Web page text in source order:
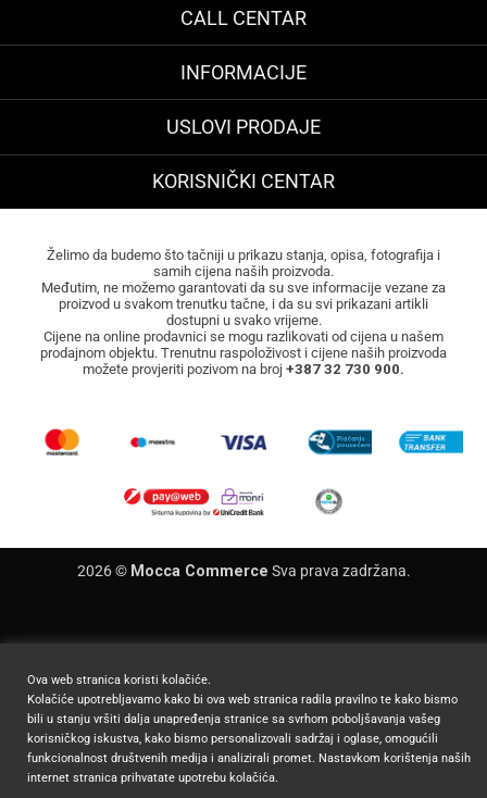
CALL CENTAR
INFORMACIJE
USLOVI PRODAJE
KORISNIČKI CENTAR
Želimo da budemo što tačniji u prikazu stanja, opisa, fotografija i
samih cijena naših proizvoda.
Međutim, ne možemo garantovati da su sve informacije vezane za
proizvod u svakom trenutku tačne, i da su svi prikazani artikli
dostupni u svako vrijeme.
Cijene na online prodavnici se mogu razlikovati od cijena u našem
prodajnom objektu. Trenutnu raspoloživost i cijene naših proizvoda
možete provjeriti pozivom na broj +387 32 730 900.
2026 © Mocca Commerce Sva prava zadržana.
Ova web stranica koristi kolačiće.
Kolačiće upotrebljavamo kako bi ova web stranica radila pravilno te kako bismo
bili u stanju vršiti dalja unapređenja stranice sa svrhom poboljšavanja vašeg
korisničkog iskustva, kako bismo personalizovali sadržaj i oglase, omogućili
funkcionalnost društvenih medija i analizirali promet. Nastavkom korištenja naših
internet stranica prihvatate upotrebu kolačića.